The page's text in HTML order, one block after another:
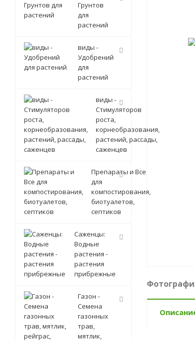
Грунтов
для
растений
виды -
Удобрений
для
растений
виды -
Стимуляторов
роста,
корнеобразования,
растений, рассады,
саженцев
Препараты и Все
для
компостирования,
биотуалетов,
септиков
Саженцы:
Водные
растения -
растения
прибрежные
Газон -
Семена
газонных
трав,
мятлик,